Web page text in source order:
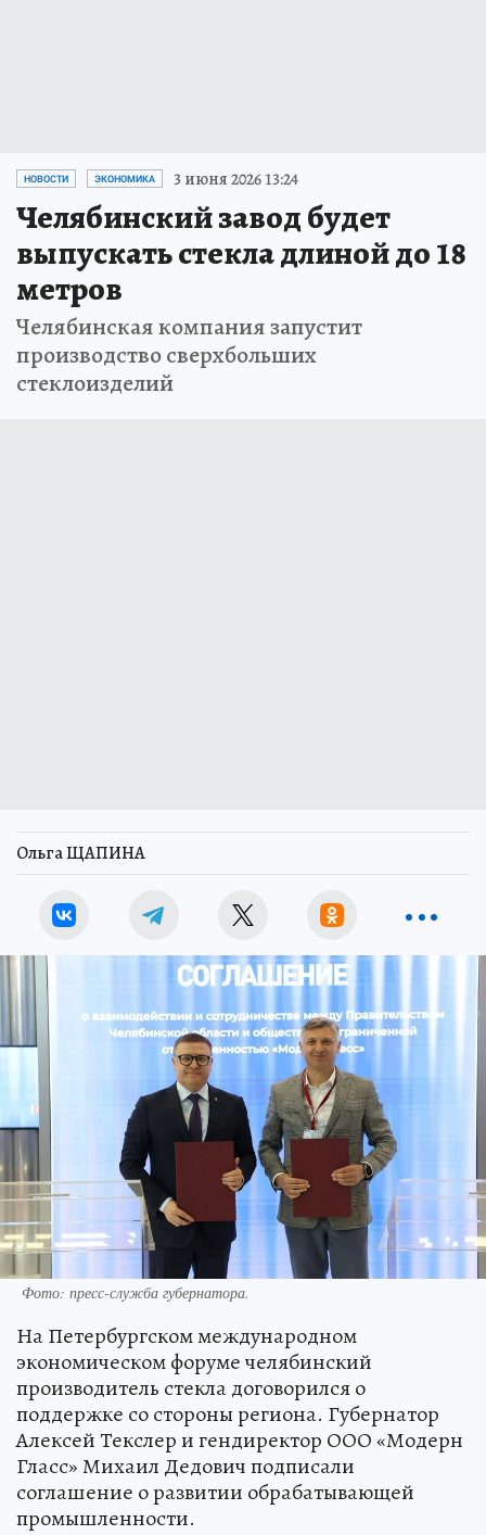
НОВОСТИ ЭКОНОМИКА 3 июня 2026 13:24
Челябинский завод будет
выпускать стекла длиной до 18
метров
Челябинская компания запустит
производство сверхбольших
стеклоизделий
Ольга ЩАПИНА
Фото: пресс-служба губернатора.
На Петербургском международном
экономическом форуме челябинский
производитель стекла договорился о
поддержке со стороны региона. Губернатор
Алексей Текслер и гендиректор ООО «Модерн
Гласс» Михаил Дедович подписали
соглашение о развитии обрабатывающей
промышленности.